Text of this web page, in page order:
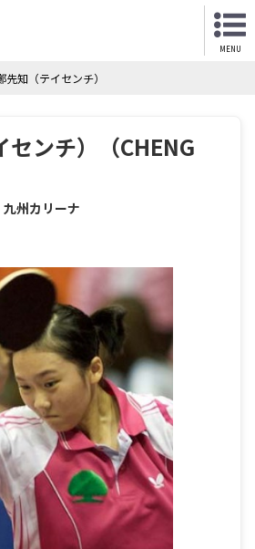
MENU
先知（テイセンチ）
センチ）（CHENG
九州カリーナ